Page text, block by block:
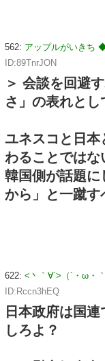
562: アップルがいきち
ID:89TnrJON
＞ 会談を回避
さ」の表れとし
ユネスコと日本
わることではな
韓国側が話題に
から」と一蹴す
622: <丶｀∀´>（´・ω・
ID:Rccn3hEQ
日本政府は国
しろよ？